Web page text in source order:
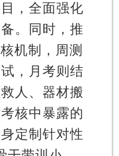
，全面强化
。同时，推
机制，周测
，月考则结
人、器材搬
核中暴露的
定制针对性